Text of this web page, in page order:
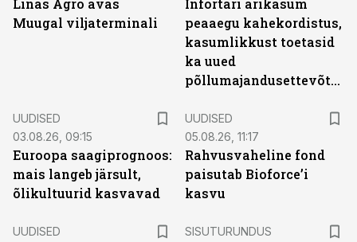
Linas Agro avas
Muugal viljaterminali
Infortari ärikasum
peaaegu kahekordistus,
kasumlikkust toetasid
ka uued
põllumajandusettevõtted
UUDISED
03.08.26, 09:15
Euroopa saagiprognoos:
mais langeb järsult,
õlikultuurid kasvavad
UUDISED
05.08.26, 11:17
Rahvusvaheline fond
paisutab Bioforce’i
kasvu
UUDISED
SISUTURUNDUS